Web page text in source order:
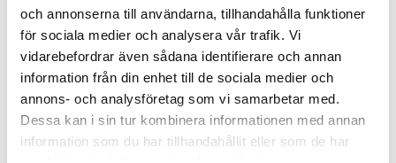
och annonserna till användarna, tillhandahålla funktioner
för sociala medier och analysera vår trafik. Vi
vidarebefordrar även sådana identifierare och annan
information från din enhet till de sociala medier och
annons- och analysföretag som vi samarbetar med.
Dessa kan i sin tur kombinera informationen med annan
information som du har tillhandahållit eller som de har
vinst, trots coronapandemin
2021-02-19
Ladda fler
HETAST JUST NU